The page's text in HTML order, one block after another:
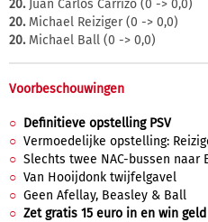
20.Juan Carlos Carrizo (0 -> 0,0)
20.Michael Reiziger (0 -> 0,0)
20.Michael Ball (0 -> 0,0)
Voorbeschouwingen
Definitieve opstelling PSV
Vermoedelijke opstelling:
Slechts twee NAC-bussen naar
Van Hooijdonk twijfelgavel
Geen Afellay, Beasley & Ball
Zet gratis 15 euro in en win geld